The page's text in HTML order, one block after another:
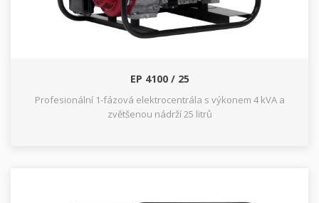
EP 4100 / 25
Profesionální 1-fázová elektrocentrála s výkonem 4 kVA a
zvětšenou nádrží 25 litrů